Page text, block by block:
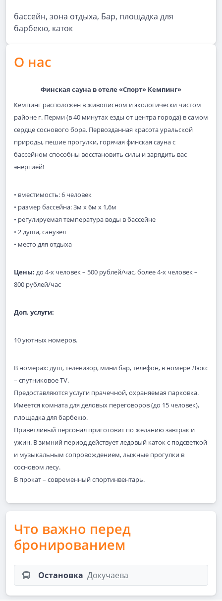
бассейн, зона отдыха, Бар, площадка для
барбекю, каток
О нас
Финская сауна в отеле «Спорт» Кемпинг»
Кемпинг расположен в живописном и экологически чистом
районе г. Перми (в 40 минутах езды от центра города) в самом
сердце соснового бора. Первозданная красота уральской
природы, пешие прогулки, горячая финская сауна с
бассейном способны восстановить силы и зарядить вас
энергией!
• вместимость: 6 человек
• размер бассейна: 3м х 6м х 1,6м
• регулируемая температура воды в бассейне
• 2 душа, санузел
• место для отдыха
Цены: до 4-х человек – 500 рублей/час, более 4-х человек –
800 рублей/час
Доп. услуги:
10 уютных номеров.
В номерах: душ, телевизор, мини бар, телефон, в номере Люкс
– спутниковое TV.
Предоставляются услуги прачечной, охраняемая парковка.
Имеется комната для деловых переговоров (до 15 человек),
площадка для барбекю.
Приветливый персонал приготовит по желанию завтрак и
ужин. В зимний период действует ледовый каток с подсветкой
и музыкальным сопровождением, лыжные прогулки в
сосновом лесу.
В прокат – современный спортинвентарь.
Что важно перед
бронированием
Остановка Докучаева